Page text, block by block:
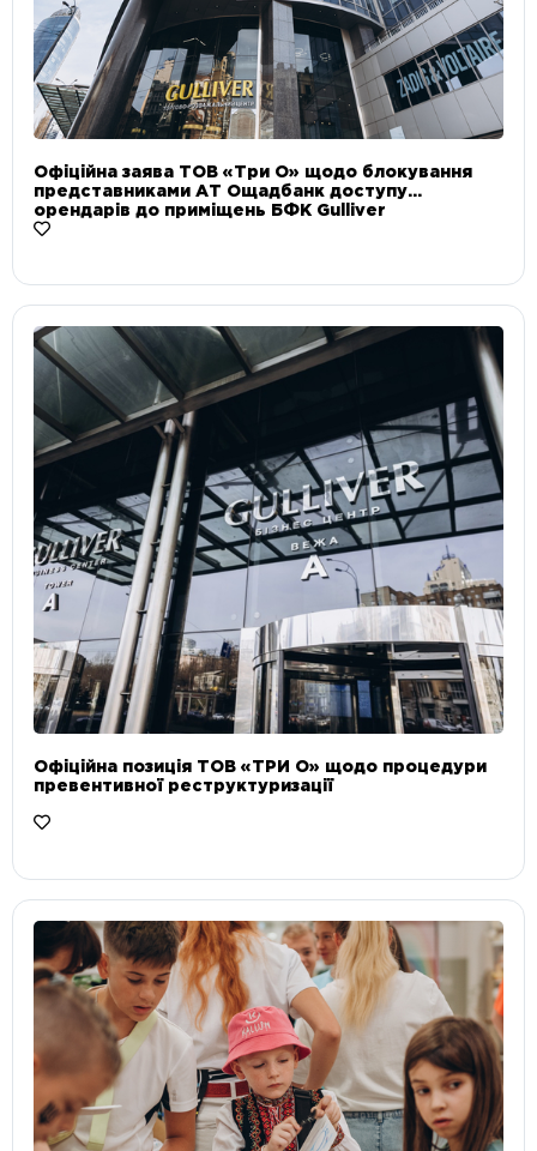
Офіційна заява ТОВ «Три О» щодо блокування
представниками АТ Ощадбанк доступу
орендарів до приміщень БФК Gulliver
Офіційна позиція ТОВ «ТРИ О» щодо процедури
превентивної реструктуризації